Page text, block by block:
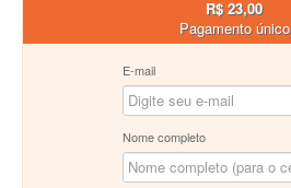
R$ 23,00
Pagamento único
E-mail
Nome completo